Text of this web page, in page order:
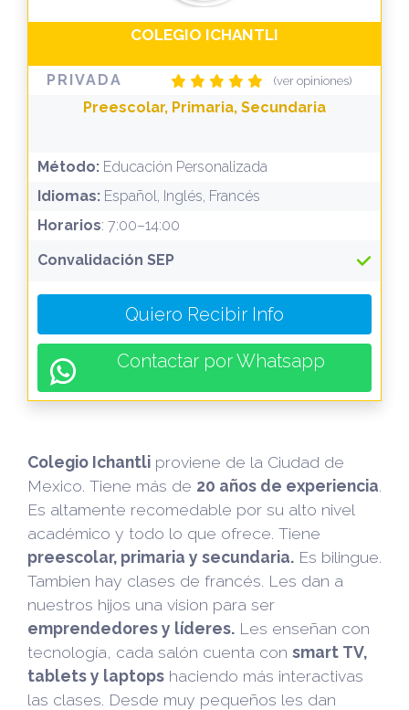
COLEGIO ICHANTLI
PRIVADA (ver opiniones)
Preescolar, Primaria, Secundaria
Método: Educación Personalizada
Idiomas: Español, Inglés, Francés
Horarios: 7:00–14:00
Convalidación SEP
Quiero Recibir Info
Contactar por Whatsapp
Colegio Ichantli proviene de la Ciudad de
Mexico. Tiene más de 20 años de experiencia
Es altamente recomedable por su alto nivel
académico y todo lo que ofrece. Tiene
preescolar, primaria y secundaria. Es bilingue.
Tambien hay clases de francés. Les dan a
nuestros hijos una vision para ser
emprendedores y líderes. Les enseñan con
tecnología, cada salón cuenta con smart TV,
tablets y laptops haciendo más interactivas
las clases. Desde muy pequeños les dan